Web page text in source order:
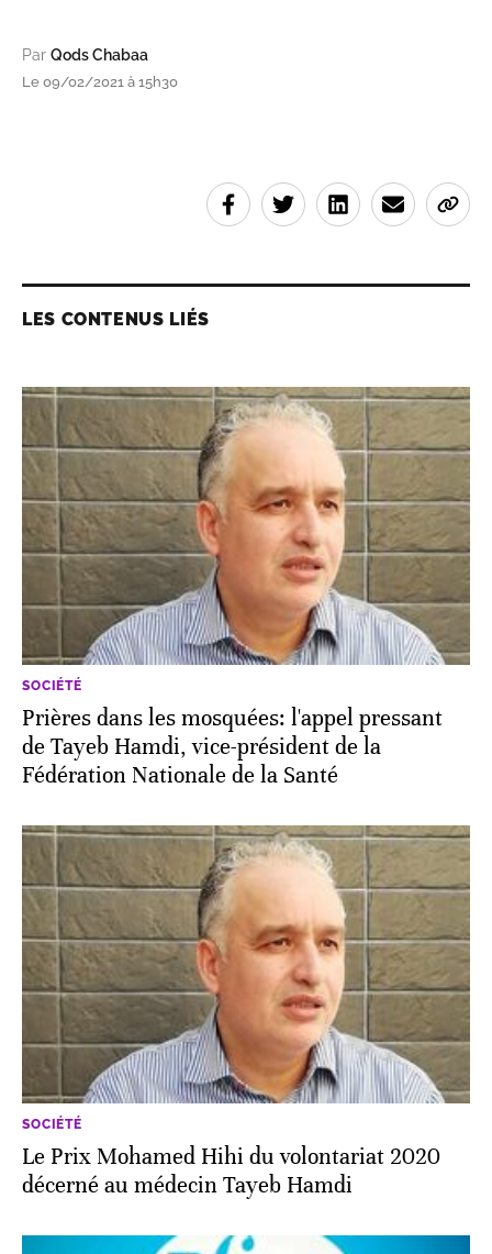
Par Qods Chabaa
Le 09/02/2021 à 15h30
LES CONTENUS LIÉS
SOCIÉTÉ
Prières dans les mosquées: l'appel pressant
de Tayeb Hamdi, vice-président de la
Fédération Nationale de la Santé
SOCIÉTÉ
Le Prix Mohamed Hihi du volontariat 2020
décerné au médecin Tayeb Hamdi